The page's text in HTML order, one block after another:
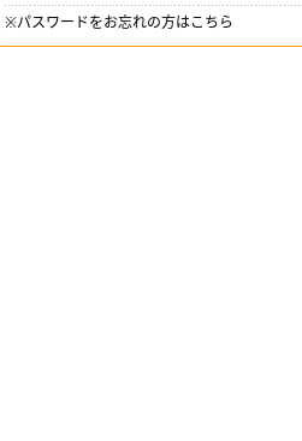
※パスワードをお忘れの方はこちら